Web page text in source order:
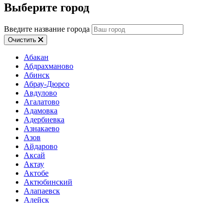
Выберите город
Введите название города
Очистить
Абакан
Абдрахманово
Абинск
Абрау-Дюрсо
Авдулово
Агалатово
Адамовка
Адербиевка
Азнакаево
Азов
Айдарово
Аксай
Актау
Актобе
Актюбинский
Алапаевск
Алейск